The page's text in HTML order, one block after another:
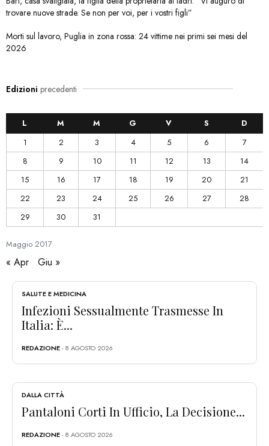
trovare nuove strade. Se non per voi, per i vostri figli”
Morti sul lavoro, Puglia in zona rossa: 24 vittime nei primi sei mesi del
2026
Edizioni precedenti
Maggio 2017
L M M G V S
D
1
2 3 4 5 6
7
8
9 10 11 12 13
14
15
16 17 18 19 20
21
22
23 24 25 26 27
28
29
30 31
« Apr Giu »
SALUTE E MEDICINA
Infezioni Sessualmente Trasmesse In
Italia: È...
REDAZIONE- 8 AGOSTO 2026
DALLA CITTÀ
Pantaloni Corti In Ufficio, La Decisione...
REDAZIONE- 8 AGOSTO 2026